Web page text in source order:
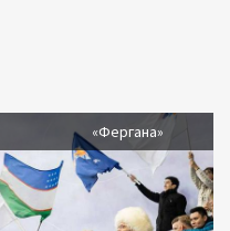
«Фергана»